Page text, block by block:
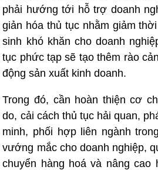
phải hướng tới hỗ trợ doanh
giản hóa thủ tục nhằm giảm
sinh khó khăn cho doanh
tục phức tạp sẽ tạo thêm rào
động sản xuất kinh doanh.
Trong đó, cần hoàn thiện cơ
do, cải cách thủ tục hải quan,
minh, phối hợp liên ngành
vướng mắc cho doanh nghiệp,
chuyển hàng hoá và nâng cao